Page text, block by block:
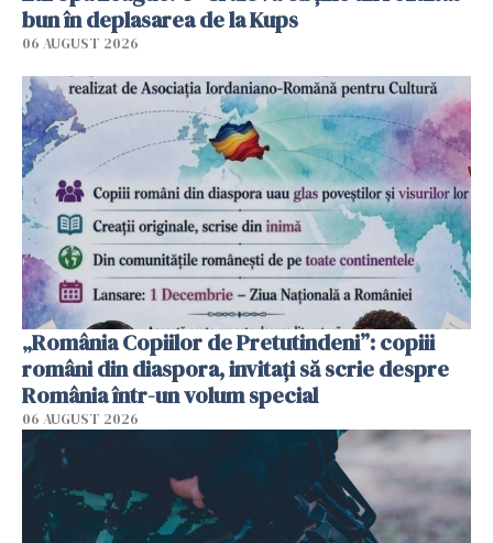
bun în deplasarea de la Kups
06 AUGUST 2026
„România Copiilor de Pretutindeni”: copiii
români din diaspora, invitați să scrie despre
România într-un volum special
06 AUGUST 2026